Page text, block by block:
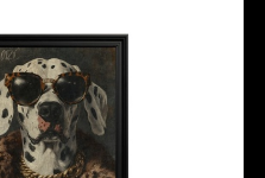
a unui câine îmbrăcat în
fiecare portret într-un
oferind compozițiilor un